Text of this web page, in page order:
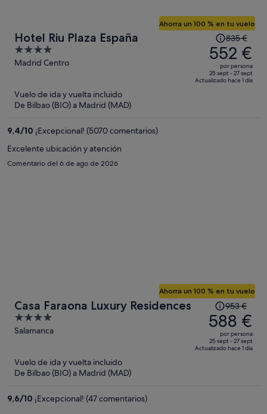
Hotel Riu Plaza España
4
out
5
Madrid Centro
Ahorra un 100 % en tu vuelo
El
precio
era
de
835 €,
835 €
552 €
por persona
25 sept - 27 sept
Actualizado hace 1 día
Vuelo de ida y vuelta incluido
De Bilbao (BIO) a Madrid (MAD)
9,4/10 ¡Excepcional! (5070 comentarios)
Excelente ubicación y atención
Comentario del 6 de ago de 2026
Casa Faraona Luxury Residences
4
out
Salamanca
Ahorra un 100 % en tu vuelo
El
precio
era
de
953 €,
953 €
588 €
por persona
25 sept - 27 sept
Actualizado hace 1 día
Vuelo de ida y vuelta incluido
De Bilbao (BIO) a Madrid (MAD)
9,6/10 ¡Excepcional! (47 comentarios)